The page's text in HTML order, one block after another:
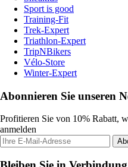
Sport is good
Training-Fit
Trek-Expert
Triathlon-Expert
TripNBikers
Vélo-Store
Winter-Expert
Abonnieren Sie unseren
Profitieren Sie von 10% Rabatt,
anmelden